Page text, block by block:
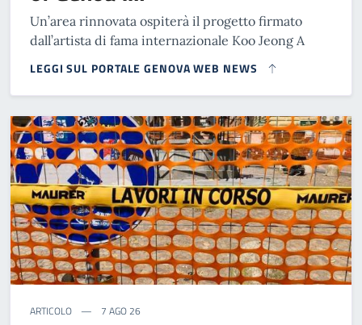
Un’area rinnovata ospiterà il progetto firmato
dall’artista di fama internazionale Koo Jeong A
LEGGI SUL PORTALE GENOVA WEB NEWS
ARTICOLO 7 AGO 26